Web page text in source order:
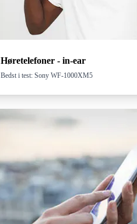
Høretelefoner - in-ear
Bedst i test: Sony WF-1000XM5